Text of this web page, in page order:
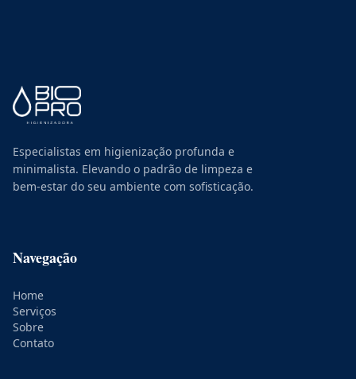
Especialistas em higienização profunda e
minimalista. Elevando o padrão de limpeza e
bem-estar do seu ambiente com sofisticação.
Navegação
Home
Serviços
Sobre
Contato